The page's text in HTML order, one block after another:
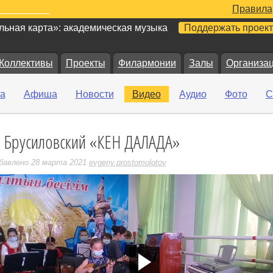
Правила
карта»: академическая музыка Поддержать проект
Коллективы Проекты Филармонии Залы
Афиша Новости Видео Аудио Фото
Брусиловский «КЕН ДАЛАДА»
28 марта 2021 evgeny.prostomolotov